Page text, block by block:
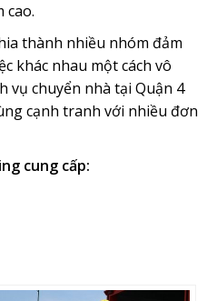
cao.
thành nhiều nhóm đảm
khác nhau một cách vô
vụ chuyển nhà tại Quận 4
cạnh tranh với nhiều đơn
cung cấp: